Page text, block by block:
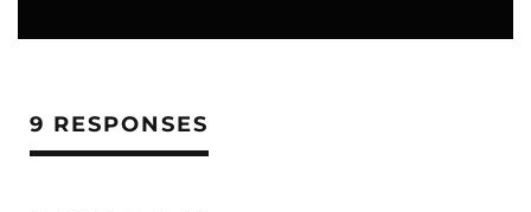
9 RESPONSES